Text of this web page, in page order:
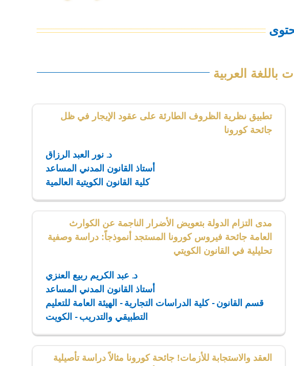
باللغة العربية
تطبيق نظرية الظروف الطارئة على عقود الإيجار في ظل
جائحة كورونا
د. نور العبد الرزاق
أستاذ القانون المدني المساعد
كلية القانون الكويتية العالمية
مدى التزام الدولة بتعويض الأضرار الناجمة عن الكوارث
العامة جائحة فيروس كورونا المستجد أنموذجاً: دراسة وصفية
تحليلية في القانون الكويتي
د. عبد الكريم ربيع العنزي
أستاذ القانون المدني المساعد
قسم القانون - كلية الدراسات التجارية - الهيئة العامة للتعليم
التطبيقي والتدريب - الكويت
العقد والاستجابة للأزمات! جائحة كورونا مثالاً دراسة تأصيلية